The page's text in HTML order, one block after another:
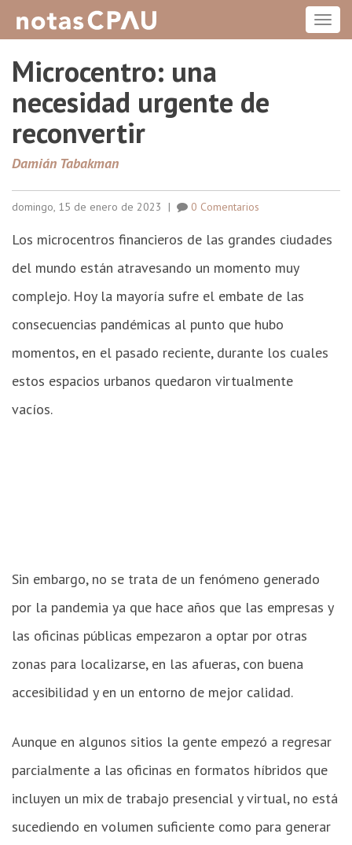
Microcentro: una
necesidad urgente de
reconvertir
Damián Tabakman
domingo, 15 de enero de 2023 | 0 Comentarios
Los microcentros financieros de las grandes ciudades
del mundo están atravesando un momento muy
complejo. Hoy la mayoría sufre el embate de las
consecuencias pandémicas al punto que hubo
momentos, en el pasado reciente, durante los cuales
estos espacios urbanos quedaron virtualmente
vacíos.
Sin embargo, no se trata de un fenómeno generado
por la pandemia ya que hace años que las empresas y
las oficinas públicas empezaron a optar por otras
zonas para localizarse, en las afueras, con buena
accesibilidad y en un entorno de mejor calidad.
Aunque en algunos sitios la gente empezó a regresar
parcialmente a las oficinas en formatos híbridos que
incluyen un mix de trabajo presencial y virtual, no está
sucediendo en volumen suficiente como para generar